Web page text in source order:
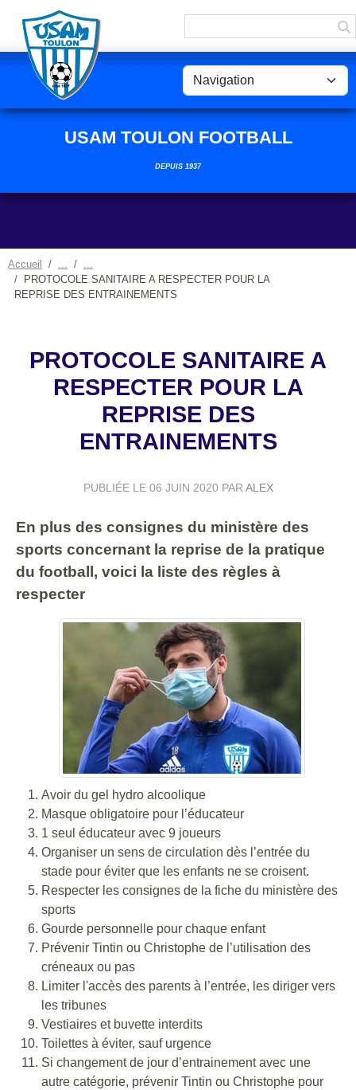
USAM TOULON FOOTBALL
DEPUIS 1937
Accueil
PROTOCOLE SANITAIRE A RESPECTER POUR LA
REPRISE DES ENTRAINEMENTS
PROTOCOLE SANITAIRE A
RESPECTER POUR LA
REPRISE DES
ENTRAINEMENTS
PUBLIÉE LE 06 JUIN 2020 PAR ALEX
En plus des consignes du ministère des
sports concernant la reprise de la pratique
du football, voici la liste des règles à
respecter
Avoir du gel hydro alcoolique
Masque obligatoire pour l’éducateur
1 seul éducateur avec 9 joueurs
Organiser un sens de circulation dès l’entrée du
stade pour éviter que les enfants ne se croisent.
Respecter les consignes de la fiche du ministère des
sports
Gourde personnelle pour chaque enfant
Prévenir Tintin ou Christophe de l’utilisation des
créneaux ou pas
Limiter l'accès des parents à l’entrée, les diriger vers
les tribunes
Vestiaires et buvette interdits
Toilettes à éviter, sauf urgence
Si changement de jour d’entrainement avec une
autre catégorie, prévenir Tintin ou Christophe pour
Panneau de gestion des cookies